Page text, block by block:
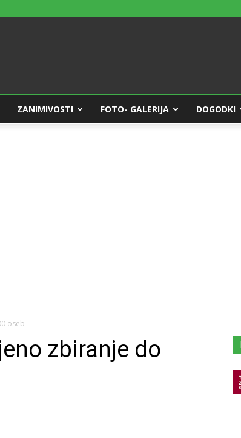
ZANIMIVOSTI FOTO- GALERIJA DOGODKI
oseb
zbiranje do